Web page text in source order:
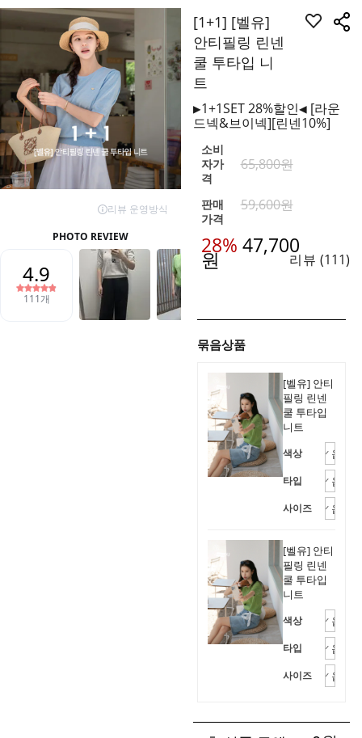
[1+1] [벨유]
안티필링 린넨
쿨 투타입 니
트
▶1+1SET 28%할인◀ [라운
드넥&브이넥][린넨10%]
소비
자가
격
65,800원
판매
가격
59,600원
28% 47,700
원 리뷰 (111)
묶음상품
[벨유] 안티
필링 린넨
쿨 투타입
니트
색상
타입
사이즈
[벨유] 안티
필링 린넨
쿨 투타입
니트
색상
타입
사이즈